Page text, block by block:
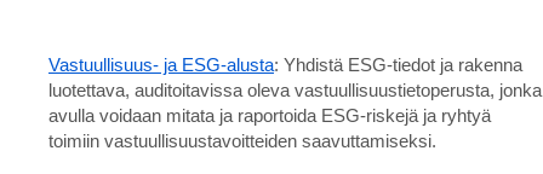
Vastuullisuus- ja ESG-alusta: Yhdistä ESG-tiedot ja rakenna
luotettava, auditoitavissa oleva vastuullisuustietoperusta, jonka
avulla voidaan mitata ja raportoida ESG-riskejä ja ryhtyä
toimiin vastuullisuustavoitteiden saavuttamiseksi.